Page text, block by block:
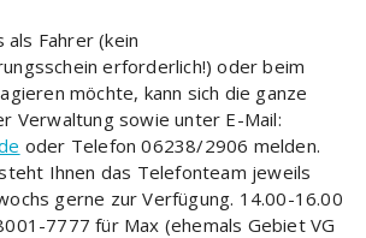
als Fahrer (kein
erforderlich!) oder beim
möchte, kann sich die ganze
Verwaltung sowie unter E-Mail:
oder Telefon 06238/2906 melden.
Ihnen das Telefonteam jeweils
gerne zur Verfügung. 14.00-16.00
7777 für Max (ehemals Gebiet VG